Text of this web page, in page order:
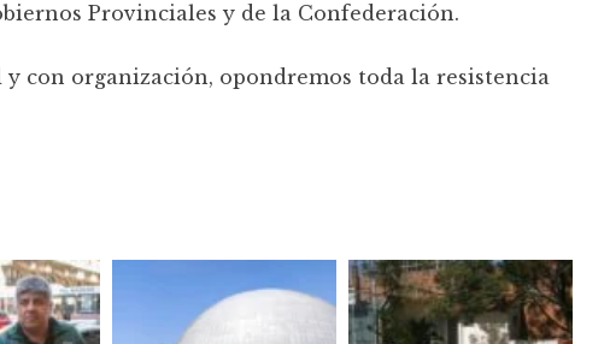
Provinciales y de la Confederación.
con organización, opondremos toda la resistencia